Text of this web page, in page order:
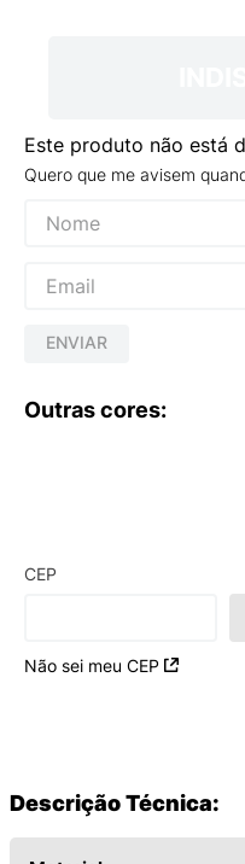
Este produto não está
Quero que me avisem
ENVIAR
Outras cores:
CEP
Não sei meu CEP
Descrição Técnica: